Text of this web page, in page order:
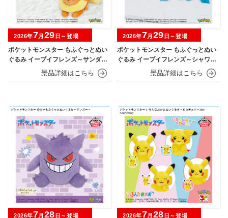
ポケットモンスター もふぐっとぬい
ぐるみ イーブイフレンズ～サンダー
ス・ブースター～おひるねver.
2026年7月 29 日～登場
ポケットモンスター もふぐっとぬい
ぐるみ イーブイフレンズ～シャワー
ズ・グレイシア～おひるねver.
2026年7月 29 日～登場
2026年7月 28 日～登場 2026年7月 28 日～登場